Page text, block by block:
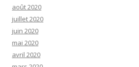
août 2020
juillet 2020
juin 2020
mai 2020
avril 2020